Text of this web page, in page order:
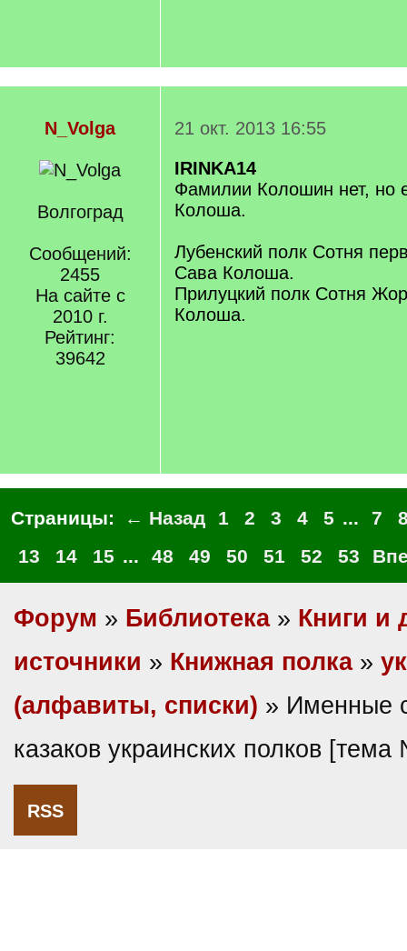
N_Volga
Волгоград
Сообщений:
2455
На сайте с
2010 г.
Рейтинг:
39642
21 окт. 2013 16:55
IRINKA14
Фамилии Колошин нет, но
Колоша.
Лубенский полк Сотня
Сава Колоша.
Прилуцкий полк Сотня
Колоша.
Страницы: ← Назад 1 2 3 4 5 ... 7
13
14 15 ... 48 49 50 51 52 53
Форум » Библиотека» Книги и
источники » Книжная полка»
(алфавиты, списки) » Именные
казаков украинских полков
RSS